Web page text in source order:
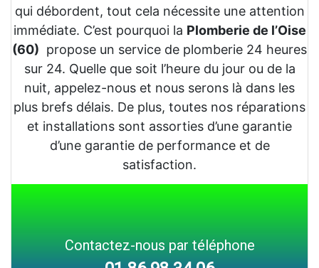
qui débordent, tout cela nécessite une attention
immédiate. C’est pourquoi la Plomberie de l’Oise
(60) propose un service de plomberie 24 heures
sur 24. Quelle que soit l’heure du jour ou de la
nuit, appelez-nous et nous serons là dans les
plus brefs délais. De plus, toutes nos réparations
et installations sont assorties d’une garantie
d’une garantie de performance et de
satisfaction.
Contactez-nous par téléphone